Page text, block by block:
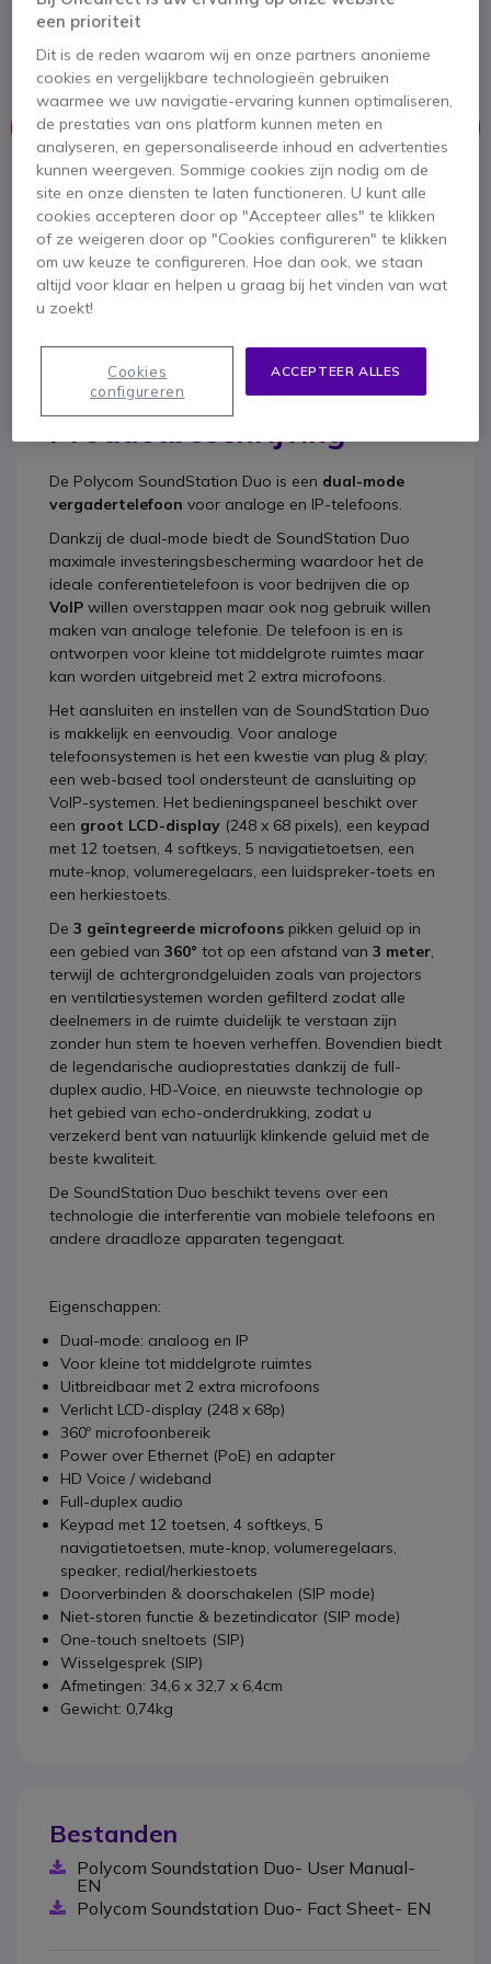
Uitbreidbare dual-mode conferentietelefoon voor
analoge en IP-telefonie
4.3 van 6 Reviews
Dit product wordt niet meer geproduceerd.
Om u van dienst te zijn bieden wij vergelijkbare producten aan
Bekijk alternatieven
Productbeschrijving
De Polycom SoundStation Duo is een dual-mode
vergadertelefoon voor analoge en IP-telefoons.
Dankzij de dual-mode biedt de SoundStation Duo
maximale investeringsbescherming waardoor het de
ideale conferentietelefoon is voor bedrijven die op
VoIP willen overstappen maar ook nog gebruik willen
maken van analoge telefonie. De telefoon is en is
ontworpen voor kleine tot middelgrote ruimtes maar
kan worden uitgebreid met 2 extra microfoons.
Het aansluiten en instellen van de SoundStation Duo
is makkelijk en eenvoudig. Voor analoge
telefoonsystemen is het een kwestie van plug & play;
een web-based tool ondersteunt de aansluiting op
VoIP-systemen. Het bedieningspaneel beschikt over
een groot LCD-display (248 x 68 pixels), een keypad
met 12 toetsen, 4 softkeys, 5 navigatietoetsen, een
mute-knop, volumeregelaars, een luidspreker-toets en
een herkiestoets.
De 3 geïntegreerde microfoons pikken geluid op in
een gebied van 360° tot op een afstand van 3 meter,
terwijl de achtergrondgeluiden zoals van projectors
en ventilatiesystemen worden gefilterd zodat alle
deelnemers in de ruimte duidelijk te verstaan zijn
zonder hun stem te hoeven verheffen. Bovendien biedt
de legendarische audioprestaties dankzij de full-
duplex audio, HD-Voice, en nieuwste technologie op
het gebied van echo-onderdrukking, zodat u
verzekerd bent van natuurlijk klinkende geluid met de
beste kwaliteit.
De SoundStation Duo beschikt tevens over een
technologie die interferentie van mobiele telefoons en
andere draadloze apparaten tegengaat.
Eigenschappen:
Dual-mode: analoog en IP
Voor kleine tot middelgrote ruimtes
Uitbreidbaar met 2 extra microfoons
Verlicht LCD-display (248 x 68p)
360º microfoonbereik
Power over Ethernet (PoE) en adapter
HD Voice / wideband
Full-duplex audio
Keypad met 12 toetsen, 4 softkeys, 5
navigatietoetsen, mute-knop, volumeregelaars,
speaker, redial/herkiestoets
Doorverbinden & doorschakelen (SIP mode)
Niet-storen functie & bezetindicator (SIP mode)
One-touch sneltoets (SIP)
Wisselgesprek (SIP)
Afmetingen: 34,6 x 32,7 x 6,4cm
Gewicht: 0,74kg
Bestanden
Polycom Soundstation Duo- User Manual-
EN
Polycom Soundstation Duo- Fact Sheet- EN
een prioriteit
Dit is de reden waarom wij en onze partners anonieme
cookies en vergelijkbare technologieën gebruiken
waarmee we uw navigatie-ervaring kunnen optimaliseren,
de prestaties van ons platform kunnen meten en
analyseren, en gepersonaliseerde inhoud en advertenties
kunnen weergeven. Sommige cookies zijn nodig om de
site en onze diensten te laten functioneren. U kunt alle
cookies accepteren door op "Accepteer alles" te klikken
of ze weigeren door op "Cookies configureren" te klikken
om uw keuze te configureren. Hoe dan ook, we staan
altijd voor klaar en helpen u graag bij het vinden van wat
u zoekt!
ACCEPTEER ALLES
Cookies
configureren